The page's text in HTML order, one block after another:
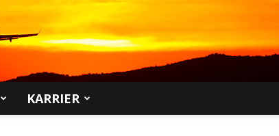
KARRIER